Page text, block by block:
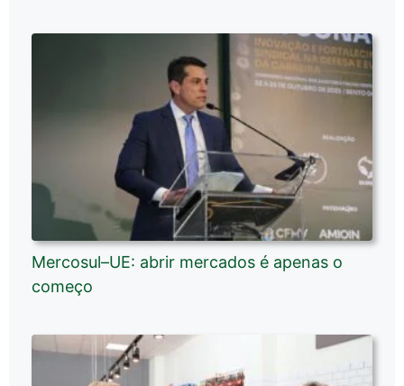
Mercosul–UE: abrir mercados é apenas o
começo